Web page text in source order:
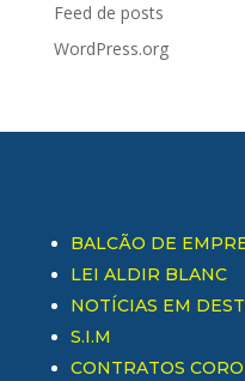
Feed de posts
WordPress.org
BALCÃO DE
LEI ALDIR BLANC
NOTÍCIAS EM
S.I.M
CONTRATOS